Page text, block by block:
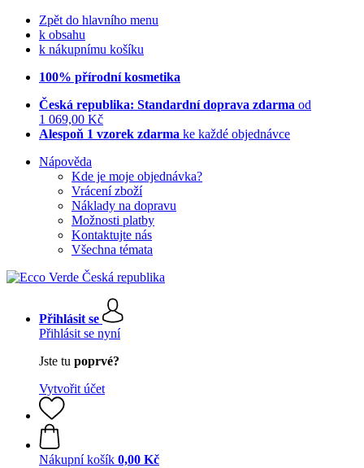
Zpět do hlavního menu
k obsahu
k nákupnímu košíku
100% přírodní kosmetika
Česká republika: Standardní doprava zdarma od
1 069,00 Kč
Alespoň 1 vzorek zdarma ke každé objednávce
Nápověda
Kde je moje objednávka?
Vrácení zboží
Náklady na dopravu
Možnosti platby
Kontaktujte nás
Všechna témata
Přihlásit se
Přihlásit se nyní
Jste tu poprvé?
Vytvořit účet
Nákupní košík 0,00 Kč